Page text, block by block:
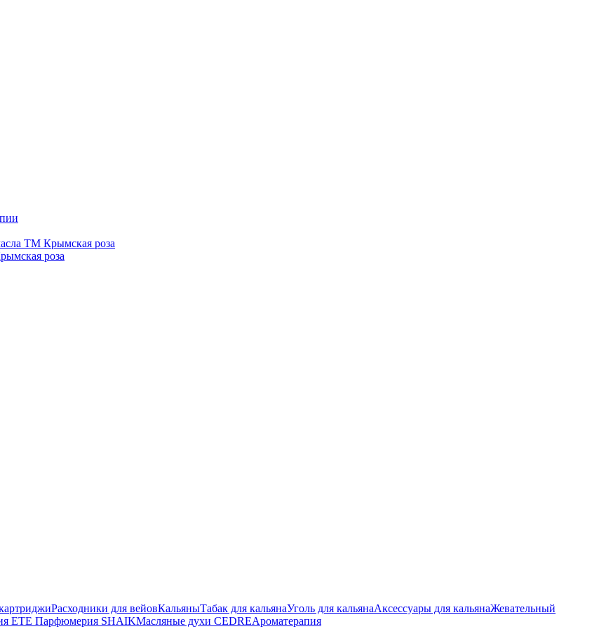
ТМ Крымская роза
роза
Расходники для вейовКальяныТабак для кальянаУголь для кальянаАксессуары для кальянаЖевательный
ETE Парфюмерия SHAIKМасляные духи CEDREАроматерапия